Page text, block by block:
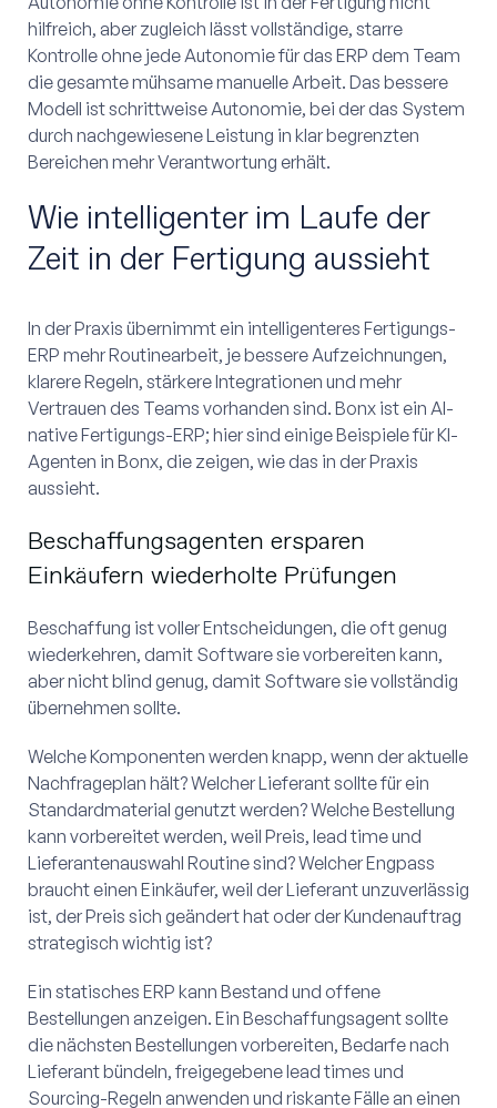
hilfreich, aber zugleich lässt vollständige, starre
Kontrolle ohne jede Autonomie für das ERP dem Team
die gesamte mühsame manuelle Arbeit. Das bessere
Modell ist schrittweise Autonomie, bei der das System
durch nachgewiesene Leistung in klar begrenzten
Bereichen mehr Verantwortung erhält.
Wie intelligenter im Laufe der
Zeit in der Fertigung aussieht
In der Praxis übernimmt ein intelligenteres Fertigungs-
ERP mehr Routinearbeit, je bessere Aufzeichnungen,
klarere Regeln, stärkere Integrationen und mehr
Vertrauen des Teams vorhanden sind. Bonx ist ein AI-
native Fertigungs-ERP; hier sind einige Beispiele für KI-
Agenten in Bonx, die zeigen, wie das in der Praxis
aussieht.
Beschaffungsagenten ersparen
Einkäufern wiederholte Prüfungen
Beschaffung ist voller Entscheidungen, die oft genug
wiederkehren, damit Software sie vorbereiten kann,
aber nicht blind genug, damit Software sie vollständig
übernehmen sollte.
Welche Komponenten werden knapp, wenn der aktuelle
Nachfrageplan hält? Welcher Lieferant sollte für ein
Standardmaterial genutzt werden? Welche Bestellung
kann vorbereitet werden, weil Preis, lead time und
Lieferantenauswahl Routine sind? Welcher Engpass
braucht einen Einkäufer, weil der Lieferant unzuverlässig
ist, der Preis sich geändert hat oder der Kundenauftrag
strategisch wichtig ist?
Ein statisches ERP kann Bestand und offene
Bestellungen anzeigen. Ein Beschaffungsagent sollte
die nächsten Bestellungen vorbereiten, Bedarfe nach
Lieferant bündeln, freigegebene lead times und
Sourcing-Regeln anwenden und riskante Fälle an einen